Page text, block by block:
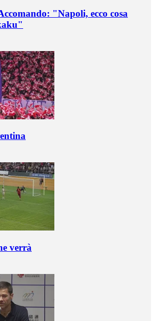
"Napoli, ecco cosa
verrà